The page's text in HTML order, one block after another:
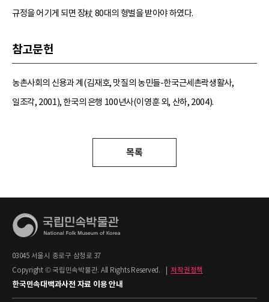
규정을 어기게 되면 장杖 80대의 형벌을 받아야 하였다.
참고문헌
농촌사회의 신용과 계(김재호, 맛질의 농민들-한국근세촌락생활사,
일조각, 2001), 한국의 은행 100년사(이영훈 외, 산하, 2004).
목록
03045 서울시 종로구 삼청로 37
Copyright © 국립민속박물관. All Rights Reserved.
저작권정책
한국민속대백과사전 자료 이용 안내